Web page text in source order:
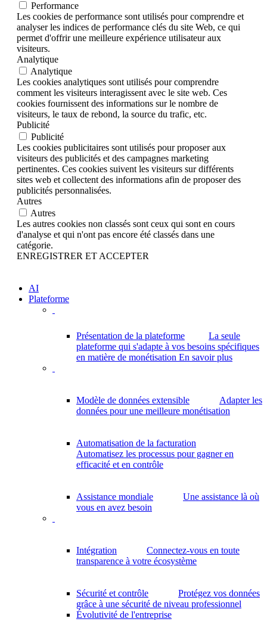
Performance
Les cookies de performance sont utilisés pour comprendre et
analyser les indices de performance clés du site Web, ce qui
permet d'offrir une meilleure expérience utilisateur aux
visiteurs.
Analytique
Analytique
Les cookies analytiques sont utilisés pour comprendre
comment les visiteurs interagissent avec le site web. Ces
cookies fournissent des informations sur le nombre de
visiteurs, le taux de rebond, la source du trafic, etc.
Publicité
Publicité
Les cookies publicitaires sont utilisés pour proposer aux
visiteurs des publicités et des campagnes marketing
pertinentes. Ces cookies suivent les visiteurs sur différents
sites web et collectent des informations afin de proposer des
publicités personnalisées.
Autres
Autres
Les autres cookies non classés sont ceux qui sont en cours
d'analyse et qui n'ont pas encore été classés dans une
catégorie.
ENREGISTRER ET ACCEPTER
AI
Plateforme
Présentation de la plateforme
La seule
plateforme qui s'adapte à vos besoins spécifiques
en matière de monétisation En savoir plus
Modèle de données extensible
Adapter les
données pour une meilleure monétisation
Automatisation de la facturation
Automatisez les processus pour gagner en
efficacité et en contrôle
Assistance mondiale
Une assistance là où
vous en avez besoin
Intégration
Connectez-vous en toute
transparence à votre écosystème
Sécurité et contrôle
Protégez vos données
grâce à une sécurité de niveau professionnel
Évolutivité de l'entreprise